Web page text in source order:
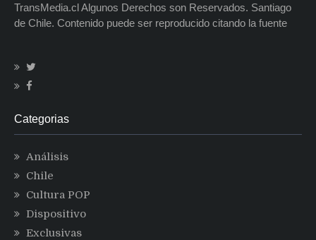
TransMedia.cl Algunos Derechos son Reservados. Santiago
de Chile. Contenido puede ser reproducido citando la fuente
Categorias
Análisis
Chile
Cultura POP
Dispositivo
Exclusivas